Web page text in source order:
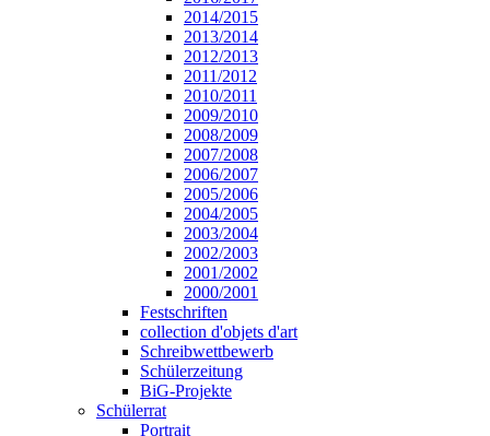
2014/2015
2013/2014
2012/2013
2011/2012
2010/2011
2009/2010
2008/2009
2007/2008
2006/2007
2005/2006
2004/2005
2003/2004
2002/2003
2001/2002
2000/2001
Festschriften
collection d'objets d'art
Schreibwettbewerb
Schülerzeitung
BiG-Projekte
Schülerrat
Portrait